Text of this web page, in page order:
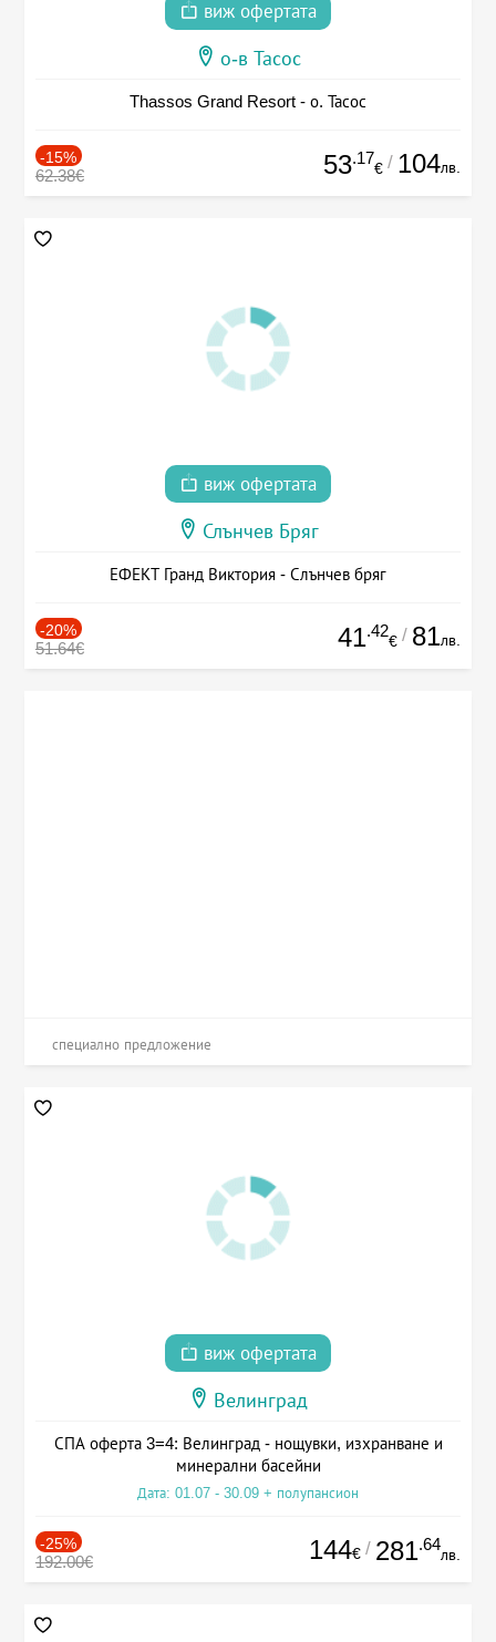
виж офертата
о-в Тасос
Thassos Grand Resort - о. Тасос
-15%
62.38€ 53.17
€ / 104лв.
виж офертата
Слънчев Бряг
ЕФЕКТ Гранд Виктория - Слънчев бряг
-20%
51.64€ 41.42
€ / 81лв.
специално предложение
виж офертата
Велинград
СПА оферта 3=4: Велинград - нощувки, изхранване и
минерални басейни
Дата: 01.07 - 30.09 + полупансион
-25%
192.00€ 144€ / 281.64
лв.